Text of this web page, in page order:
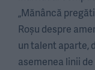
„Mănâncă
Roșu despre
un talent aparte,
asemenea linii